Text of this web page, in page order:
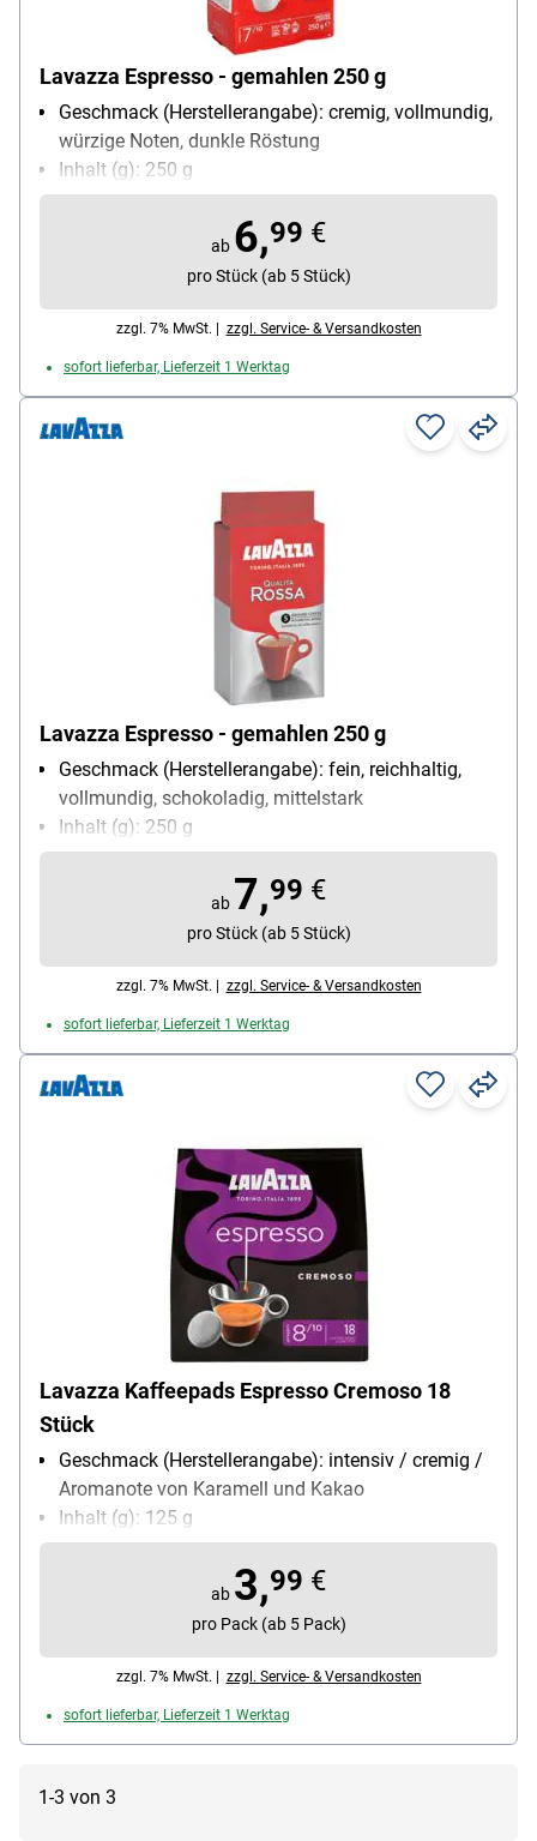
Lavazza Espresso - gemahlen 250 g
Geschmack (Herstellerangabe): cremig, vollmundig,
würzige Noten, dunkle Röstung
Inhalt (g): 250 g
ab 6,99 €
pro Stück (ab 5 Stück)
zzgl. 7% MwSt. | zzgl. Service- & Versandkosten
sofort lieferbar, Lieferzeit 1 Werktag
Lavazza Espresso - gemahlen 250 g
Geschmack (Herstellerangabe): fein, reichhaltig,
vollmundig, schokoladig, mittelstark
Inhalt (g): 250 g
ab 7,99 €
pro Stück (ab 5 Stück)
zzgl. 7% MwSt. | zzgl. Service- & Versandkosten
sofort lieferbar, Lieferzeit 1 Werktag
Lavazza Kaffeepads Espresso Cremoso 18
Stück
Geschmack (Herstellerangabe): intensiv / cremig /
Aromanote von Karamell und Kakao
Inhalt (g): 125 g
Intensität: 8 (Skala 1 bis 10)
Kaffeesorte: Arabica- und Robustabohnen
ab 3,99 €
pro Pack (ab 5 Pack)
zzgl. 7% MwSt. | zzgl. Service- & Versandkosten
sofort lieferbar, Lieferzeit 1 Werktag
1-3 von 3